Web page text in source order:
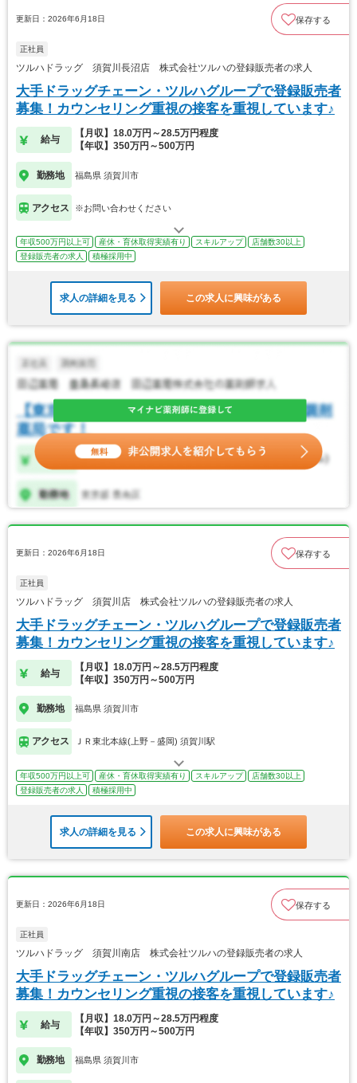
更新日：2026年6月18日 保存する
正社員
ツルハドラッグ 須賀川長沼店 株式会社ツルハの登録販売者の求人
大手ドラッグチェーン・ツルハグループで登録販売者
募集！カウンセリング重視の接客を重視しています♪
給与
【月収】18.0万円～28.5万円程度
【年収】350万円～500万円
勤務地 福島県 須賀川市
アクセス ※お問い合わせください
年収500万円以上可 産休・育休取得実績有り スキルアップ
店舗数30以上
登録販売者の求人
積極採用中
求人の詳細を見る この求人に興味がある
更新日：2026年6月18日 保存する
正社員
ツルハドラッグ 須賀川店 株式会社ツルハの登録販売者の求人
大手ドラッグチェーン・ツルハグループで登録販売者
募集！カウンセリング重視の接客を重視しています♪
給与
【月収】18.0万円～28.5万円程度
【年収】350万円～500万円
勤務地 福島県 須賀川市
アクセス ＪＲ東北本線(上野－盛岡) 須賀川駅
年収500万円以上可 産休・育休取得実績有り スキルアップ
店舗数30以上
登録販売者の求人
積極採用中
求人の詳細を見る この求人に興味がある
更新日：2026年6月18日 保存する
正社員
ツルハドラッグ 須賀川南店 株式会社ツルハの登録販売者の求人
大手ドラッグチェーン・ツルハグループで登録販売者
募集！カウンセリング重視の接客を重視しています♪
給与
【月収】18.0万円～28.5万円程度
【年収】350万円～500万円
勤務地 福島県 須賀川市